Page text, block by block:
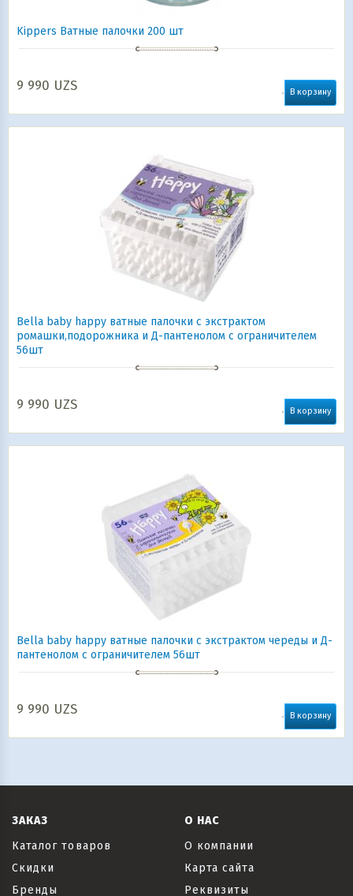
Kippers Ватные палочки 200 шт
9 990 UZS В корзину
Bella baby happy ватные палочки с экстрактом
ромашки,подорожника и Д-пантенолом с ограничителем
56шт
9 990 UZS В корзину
Bella baby happy ватные палочки с экстрактом череды и Д-
пантенолом с ограничителем 56шт
9 990 UZS В корзину
ЗАКАЗ
Каталог товаров
Скидки
Бренды
О НАС
О компании
Карта сайта
Реквизиты